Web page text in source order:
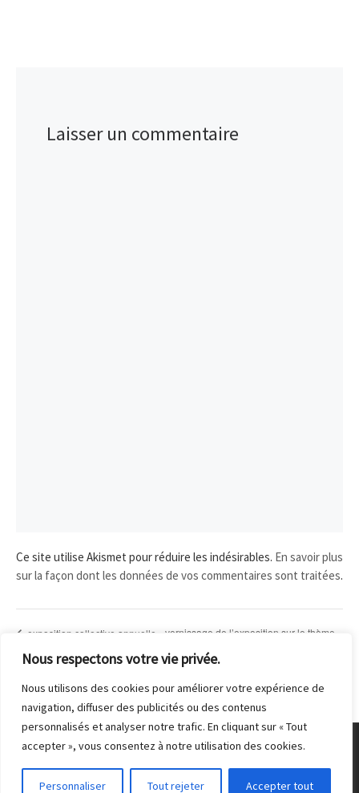
Nous respectons votre vie privée.
Nous utilisons des cookies pour améliorer votre expérience de
navigation, diffuser des publicités ou des contenus
personnalisés et analyser notre trafic. En cliquant sur « Tout
accepter », vous consentez à notre utilisation des cookies.
Personnaliser Tout rejeter Accepter tout
Laisser un commentaire
Ce site utilise Akismet pour réduire les indésirables. En savoir plus
sur la façon dont les données de vos commentaires sont traitées.
exposition collective annuelle
du club de Bagneux sur le
thème de la pluie
vernissage de l’exposition sur le thème
de la Belle au bois dormant (festival Une
Histoire à Malakoff)
© 2026Club Photo de Malakoff– Tous droits réservés